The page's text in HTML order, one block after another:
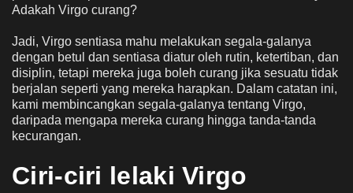
Adakah Virgo curang?
Jadi, Virgo sentiasa mahu melakukan segala-galanya
dengan betul dan sentiasa diatur oleh rutin, ketertiban, dan
disiplin, tetapi mereka juga boleh curang jika sesuatu tidak
berjalan seperti yang mereka harapkan. Dalam catatan ini,
kami membincangkan segala-galanya tentang Virgo,
daripada mengapa mereka curang hingga tanda-tanda
kecurangan.
Ciri-ciri lelaki Virgo